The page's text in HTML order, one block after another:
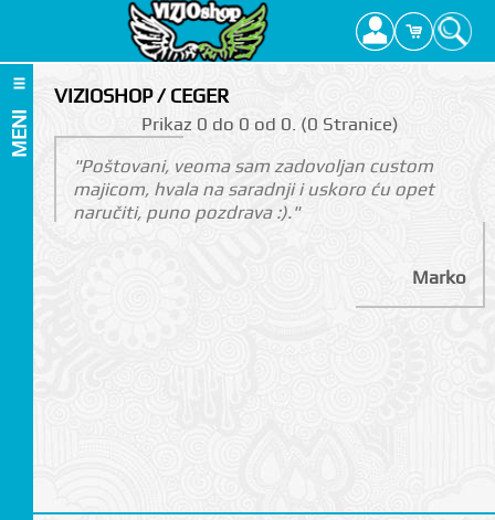
MENI
VIZIOSHOP / CEGER
Prikаz 0 do 0 оd 0. (0 Strаnicе)
"Poštovani, veoma sam zadovoljan custom
majicom, hvala na saradnji i uskoro ću opet
naručiti, puno pozdrava :)."
Marko